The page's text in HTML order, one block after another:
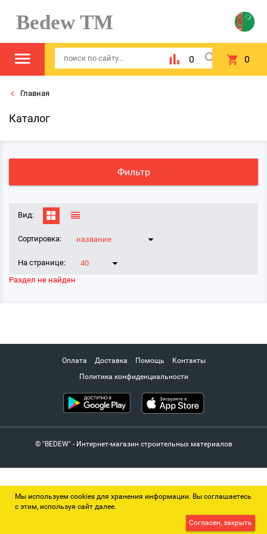
Bedew TM
0 0
Главная
Каталог
Фильтр
Вид:
Сортировка: название
На странице:
40
Раздел не найден
Оплата Доставка Помощь
Контакты
Политика конфиденциальности
© "BEDEW" - Интернет-магазин строительных материалов
Мы используем cookies для хранения информации. Вы соглашаетесь
с этим, используя сайт далее.
Согласен, закрыть